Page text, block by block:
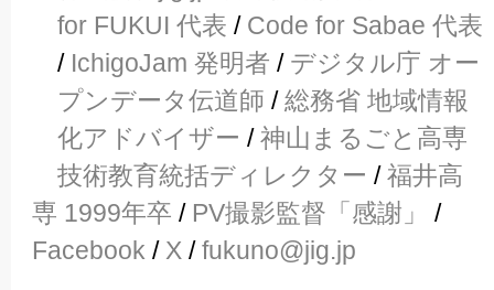
for FUKUI 代表 / Code for Sabae 代表
/ IchigoJam 発明者 / デジタル庁 オー
プンデータ伝道師 /総務省 地域情報
化アドバイザー /神山まるごと高専
技術教育統括ディレクター /福井高
専 1999年卒 / PV撮影監督「感謝」
/
Facebook / X /fukuno@jig.jp